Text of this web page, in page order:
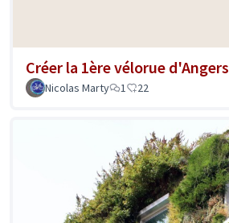
Créer la 1ère vélorue d'Angers
Nicolas Marty
1 22